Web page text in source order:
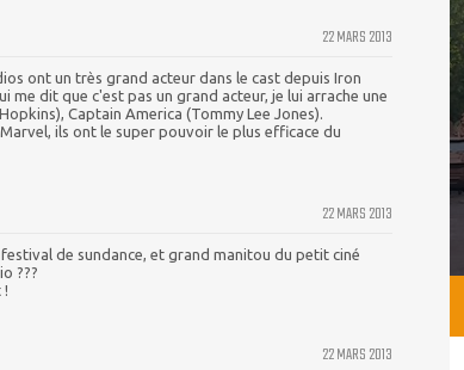
22 MARS 2013
ont un très grand acteur dans le cast depuis Iron
me dit que c'est pas un grand acteur, je lui arrache une
Captain America (Tommy Lee Jones).
ils ont le super pouvoir le plus efficace du
22 MARS 2013
de sundance, et grand manitou du petit ciné
???
!
22 MARS 2013